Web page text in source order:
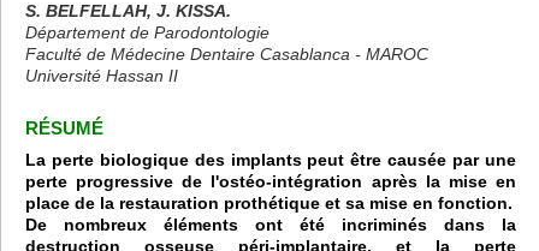
S. BELFELLAH, J. KISSA.
Département de Parodontologie
Faculté de Médecine Dentaire Casablanca - MAROC
Université Hassan II
RÉSUMÉ
La perte biologique des implants peut être causée par une
perte progressive de l'ostéo-intégration après la mise en
place de la restauration prothétique et sa mise en fonction.
De nombreux éléments ont été incriminés dans la
destruction osseuse péri-implantaire, et la perte